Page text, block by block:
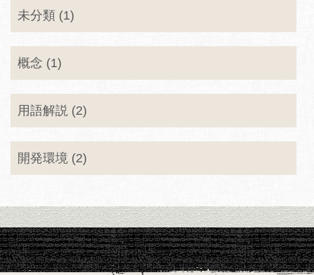
未分類 (1)
概念 (1)
用語解説 (2)
開発環境 (2)